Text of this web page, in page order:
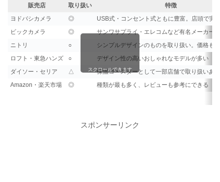
販売店 取り扱い
特徴
ヨドバシカメラ
◎
USB式・コンセント式ともに豊富。店頭で実
ビックカメラ
◎
サンワサプライ・エレコムなど有名メーカー
ニトリ
○
シンプルデザインのものを取り扱い。価格も
ロフト・東急ハンズ
○
デザイン性の高いおしゃれなモデルが多い
ダイソー・セリア
△
保温コースターとして一部店舗で取り扱いあり
Amazon・楽天市場
◎ 種類が最も多く、レビューも参考にできる
スクロールできます
スポンサーリンク